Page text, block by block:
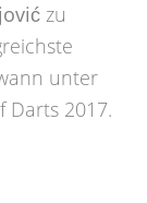
zu
unter
Darts 2017.